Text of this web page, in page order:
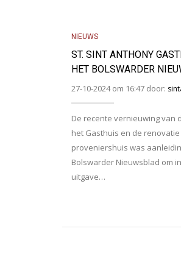
NIEUWS
ST. SINT ANTHONY
HET BOLSWARDER
27-10-2024 om 16:47 door:
De recente vernieuwing van
het Gasthuis en de
proveniershuis was
Bolswarder Nieuwsblad om
uitgave…